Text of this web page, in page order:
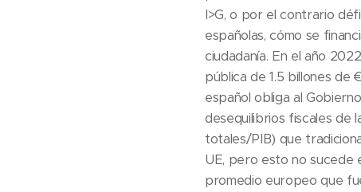
I>G, o por el contrario
españolas, cómo se
ciudadanía. En el año
pública de 1.5 billones de
español obliga al
desequilibrios fiscales de
totales/PIB) que
UE, pero esto no sucede
promedio europeo que